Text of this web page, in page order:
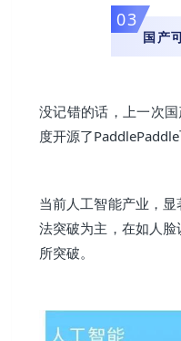
03
国产
没记错的话，上一次
度开源了PaddlePaddle
当前人工智能产业，
法突破为主，在如人
所突破。